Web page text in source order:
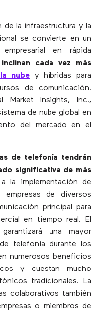
de la infraestructura y la
se convierte en un
en rápida
cada vez más
nube y híbridas para
de comunicación.
Market Insights, Inc.,
de nube global en
del mercado en el
de telefonía tendrán
significativa de más
la implementación de
de diversos
principal para
en tiempo real. El
una mayor
telefonía durante los
numerosos beneficios
y cuestan mucho
tradicionales. La
colaborativos también
o miembros de